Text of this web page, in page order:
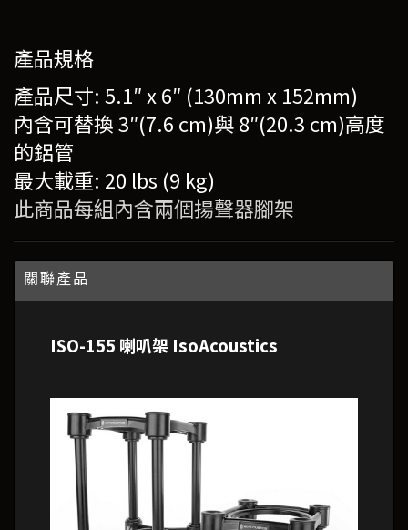
產品規格
產品尺寸: 5.1″ x 6″ (130mm x 152mm)
內含可替換 3″(7.6 cm)與 8″(20.3 cm)高度
的鋁管
最大載重: 20 lbs (9 kg)
此商品每組內含兩個揚聲器腳架
關聯產品
ISO-155 喇叭架 IsoAcoustics